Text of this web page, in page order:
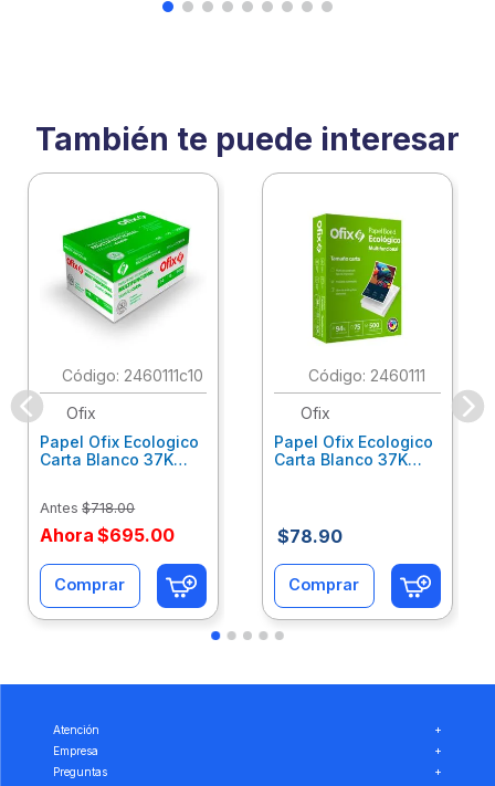
También te puede interesar
: 2460111c10
Ofix
Papel Ofix Ecologico
Carta Blanco 37K
Antes $718.00
Ahora $695.00
Comprar
: 2460111
Ofix
Papel Ofix Ecologico
Carta Blanco 37K
$78.90
Comprar
Atención
+
Empresa
+
Preguntas
+